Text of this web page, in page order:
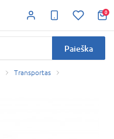
0
Paieška
Transportas